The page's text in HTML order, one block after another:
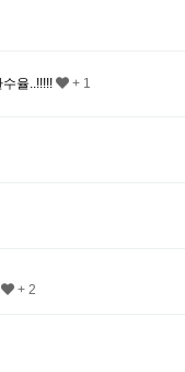
율..!!!!! + 1
+ 2